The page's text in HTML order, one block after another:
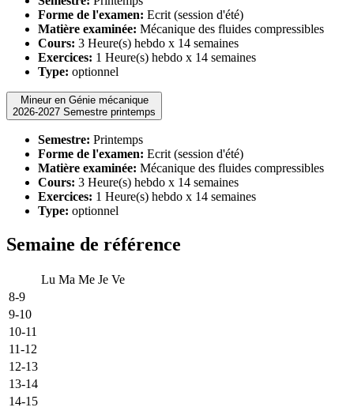
Forme de l'examen: Ecrit (session d'été)
Matière examinée: Mécanique des fluides compressibles
Cours: 3 Heure(s) hebdo x 14 semaines
Exercices: 1 Heure(s) hebdo x 14 semaines
Type: optionnel
Mineur en Génie mécanique
2026-2027 Semestre printemps
Semestre: Printemps
Forme de l'examen: Ecrit (session d'été)
Matière examinée: Mécanique des fluides compressibles
Cours: 3 Heure(s) hebdo x 14 semaines
Exercices: 1 Heure(s) hebdo x 14 semaines
Type: optionnel
Semaine de référence
Lu Ma Me Je Ve
8-9
9-10
10-11
11-12
12-13
13-14
14-15